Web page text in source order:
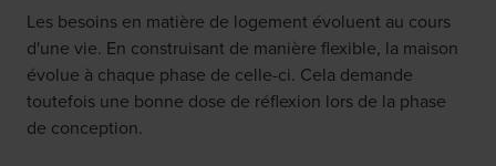
Les besoins en matière de logement évoluent au cours
d'une vie. En construisant de manière flexible, la maison
évolue à chaque phase de celle-ci. Cela demande
toutefois une bonne dose de réflexion lors de la phase
de conception.